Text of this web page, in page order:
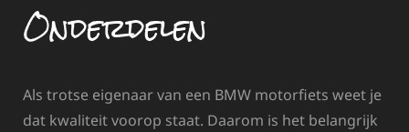
Onderdelen
Als trotse eigenaar van een BMW motorfiets weet je
dat kwaliteit voorop staat. Daarom is het belangrijk